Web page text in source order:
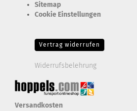
Sitemap
Cookie Einstellungen
Vertrag widerrufen
Widerrufsbelehrung
Versandkosten